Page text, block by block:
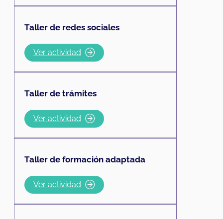
Taller de redes sociales
Ver actividad
Taller de trámites
Ver actividad
Taller de formación adaptada
Ver actividad